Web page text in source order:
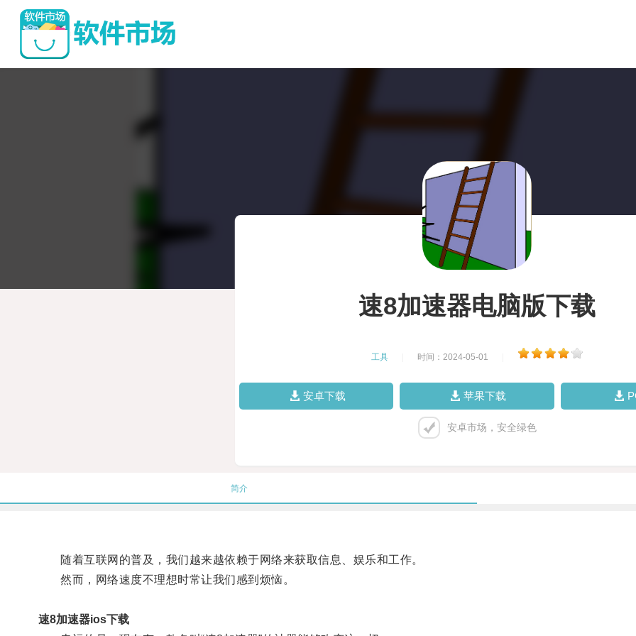
速8加速器电脑版下载
工具 时间：2024-05-01
安卓下载 苹果下载
安卓市场，安全绿色
简介
随着互联网的普及，我们越来越依赖于网络来获取信息、娱乐和工作。
然而，网络速度不理想时常让我们感到烦恼。
速8加速器ios下载